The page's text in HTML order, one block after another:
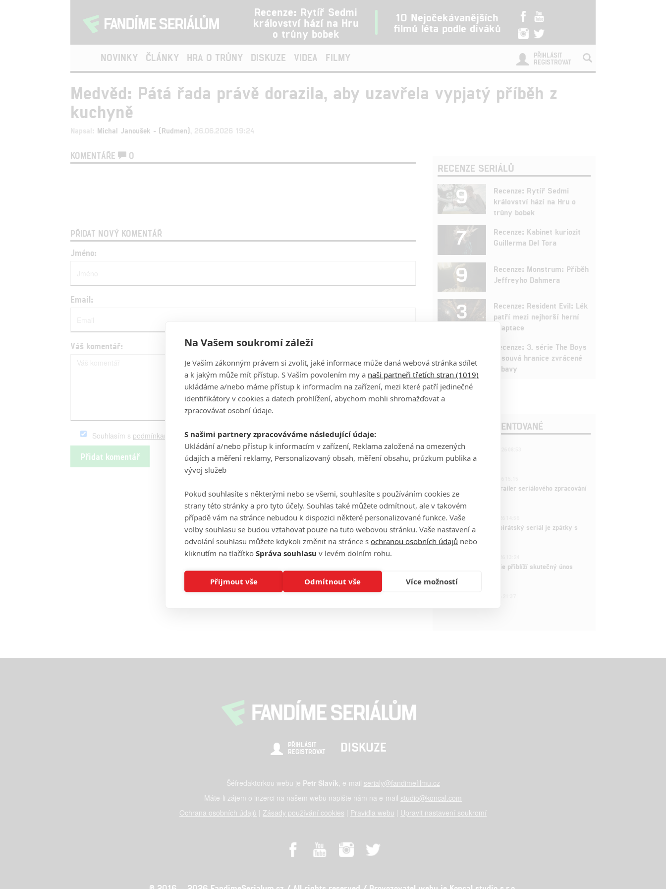
Recenze: Rytíř Sedmi
království hází na Hru
o trůny bobek
10 Nejočekávanějších
filmů léta podle diváků
NOVINKY ČLÁNKY HRA O TRŮNY DISKUZE VIDEA FILMY
PŘIHLÁSIT
REGISTROVAT
Medvěd: Pátá řada právě dorazila, aby uzavřela vypjatý příběh z
kuchyně
Napsal: Michal Janoušek - (Rudmen) , 26.06.2026 19:24
KOMENTÁŘE 0
PŘIDAT NOVÝ KOMENTÁŘ
Jméno:
Email:
Váš komentář:
Souhlasím s podmínkami serveru FandimeFilmu.cz
RECENZE SERIÁLŮ
9
Recenze: Rytíř Sedmi
království hází na Hru o
trůny bobek
7
Recenze: Kabinet kuriozit
Guillerma Del Tora
9
Recenze: Monstrum: Příběh
Jeffreyho Dahmera
3
Recenze: Resident Evil: Lék
patří mezi nejhorší herní
adaptace
Recenze: 3. série The Boys
posouvá hranice zvrácené
zábavy
POSLEDNÍ KOMENTOVANÉ
221
拆彈專家
Harry Potter: První trailer seriálového zpracování
je venku
3ČLÁNEK | 15.03.2026 14:56
One Piece: Oblíbený pirátský seriál je zpátky s
novými epizodami
Nová dramatická série přiblíží skutečný únos
PŘIHLÁSIT
REGISTROVAT
DISKUZE
Šéfredaktorkou webu je Petr Slavík, e-mail serialy@fandimefilmu.cz
Máte-li zájem o inzerci na našem webu napište nám na e-mail studio@koncal.com
Ochrana osobních údajů
Zásady používání cookies Pravidla webu Upravit nastavení soukromí
Na Vašem soukromí záleží
Je Vaším zákonným právem si zvolit, jaké informace může daná webová stránka sdílet
a k jakým může mít přístup. S Vaším povolením my a naši partneři třetích stran (1019)
ukládáme a/nebo máme přístup k informacím na zařízení, mezi které patří jedinečné
identifikátory v cookies a datech prohlížení, abychom mohli shromažďovat a
zpracovávat osobní údaje.
S našimi partnery zpracováváme následující údaje:
Ukládání a/nebo přístup k informacím v zařízení, Reklama založená na omezených
údajích a měření reklamy, Personalizovaný obsah, měření obsahu, průzkum publika a
vývoj služeb
Pokud souhlasíte s některými nebo se všemi, souhlasíte s používáním cookies ze
strany této stránky a pro tyto účely. Souhlas také můžete odmítnout, ale v takovém
případě vám na stránce nebudou k dispozici některé personalizované funkce. Vaše
volby souhlasu se budou vztahovat pouze na tuto webovou stránku. Vaše nastavení a
odvolání souhlasu můžete kdykoli změnit na stránce s ochranou osobních údajů nebo
kliknutím na tlačítko Správa souhlasu v levém dolním rohu.
Přijmout vše Odmítnout vše Více možností